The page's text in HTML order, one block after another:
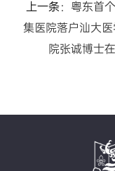
上一条： 粤东首
集医院落户汕大
院张诚博士